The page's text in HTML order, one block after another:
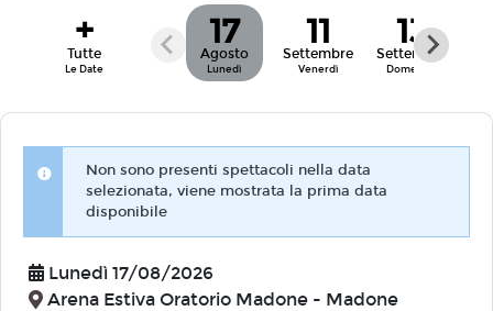
+
Tutte
Le Date
17
Agosto
Lunedì
11
Settembre
Venerdì
13
Settembre
Domenica
Non sono presenti spettacoli nella data
selezionata, viene mostrata la prima data
disponibile
Lunedì 17/08/2026
Arena Estiva Oratorio Madone - Madone